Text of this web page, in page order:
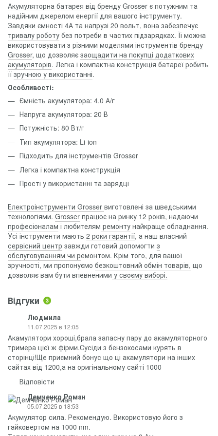
Акумуляторна батарея від бренду Grosser є потужним та
надійним джерелом енергії для вашого інструменту.
Завдяки ємності 4А та напрузі 20 вольт, вона забезпечує
тривалу роботу без потреби в частих підзарядках. Її можна
використовувати з різними моделями інструментів бренду
Grosser, що дозволяє заощадити на покупці додаткових
акумуляторів. Легка і компактна конструкція батареї робить
її зручною у використанні.
Особливості:
Ємність акумулятора: 4.0 А/г
Напруга акумулятора: 20 В
Потужність: 80 Вт/г
Тип акумулятора: Li-ion
Підходить для інструментів Grosser
Легка і компактна конструкція
Прості у використанні та зарядці
Електроінструменти Grosser виготовлені за шведськими
технологіями. Grosser працює на ринку 12 років, надаючи
професіоналам і любителям ремонту найкраще обладнання.
Усі інструменти мають 2 роки гарантії, а наш власний
сервісний центр завжди готовий допомогти з
обслуговуванням чи ремонтом. Крім того, для вашої
зручності, ми пропонуємо безкоштовний обмін товарів, що
дозволяє вам бути впевненими у своєму виборі.
Відгуки 3
Людмила
11.07.2025 в 12:05
Акамулятори хороші,брала запасну пару до акамуляторного
тримера цієї ж фірми.Сусіди з бензокосами курять в
сторінці!Ще приємний бонус що ці акамулятори на інших
сайтах від 1200,а на оригінальному сайті 1000
Відповісти
Демченко Роман
05.07.2025 в 18:53
Акумулятор сила. Рекомендую. Використовую його з
гайковертом на 1000 nm.